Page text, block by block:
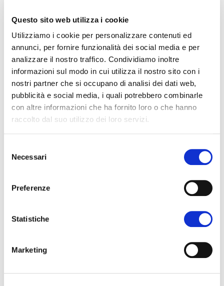
Questo sito web utilizza i cookie
Utilizziamo i cookie per personalizzare contenuti ed
annunci, per fornire funzionalità dei social media e per
analizzare il nostro traffico. Condividiamo inoltre
informazioni sul modo in cui utilizza il nostro sito con i
nostri partner che si occupano di analisi dei dati web,
pubblicità e social media, i quali potrebbero combinarle
con altre informazioni che ha fornito loro o che hanno
raccolto dal suo utilizzo dei loro servizi.
delNecessari
Preferenze
Statistiche
Marketing
15:15
Progetto Europeo con
CasaClima
Efficienza energetica e
decarbonizzazione del settore
industriale: obiettivi raggiunti dal
progettoEnTRAINER
Progetto Europeo
modellazione energetica urbana